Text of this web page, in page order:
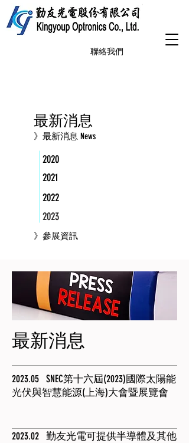
聯絡我們
最新消息
》最新消息 News
2020
2021
2022
2023
》參展資訊
最新消息
2023.05 SNEC第十六屆(2023)國際太陽能
光伏與智慧能源(上海)大會暨展覽會
2023.02 勤友光電可提供半導體及其他